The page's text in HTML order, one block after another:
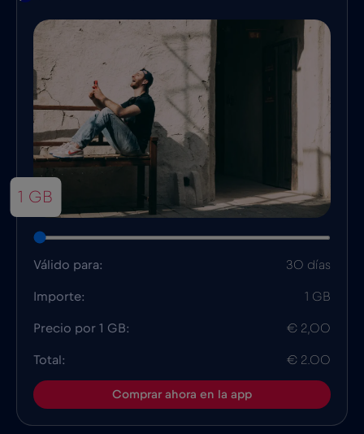
1 GB
Válido para: 30 días
Importe: 1 GB
Precio por 1 GB: € 2,00
Total: € 2.00
Comprar ahora en la app